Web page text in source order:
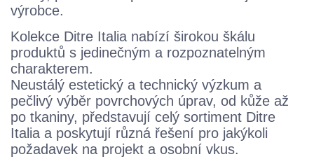
výrobce.
Kolekce Ditre Italia nabízí širokou škálu
produktů s jedinečným a rozpoznatelným
charakterem.
Neustálý estetický a technický výzkum a
pečlivý výběr povrchových úprav, od kůže až
po tkaniny, představují celý sortiment Ditre
Italia a poskytují různá řešení pro jakýkoli
požadavek na projekt a osobní vkus.